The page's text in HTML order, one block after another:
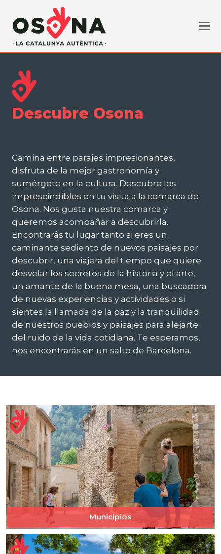
Descubre Osona
Camina entre parajes impresionantes,
disfruta de la mejor gastronomía y
sumérgete en la cultura. Descubre los
imprescindibles en tu visita a la comarca de
Osona. Nos gusta nuestra comarca y
queremos acompañar a descubrirla.
Encontrarás tu lugar tanto si eres un
caminante sediento de nuevos paisajes por
descubrir, una viajera del tiempo que quiere
desvelar los secretos de la historia y el arte,
un amante de la buena mesa, una buscadora
de nuevas experiencias y actividades o si
sientes la llamada de la paz y la tranquilidad
de nuestros pueblos y paisajes para alejarte
del ruido de la vida cotidiana. Te esperamos,
nos encontrarás en un salto de Barcelona.
Municipios